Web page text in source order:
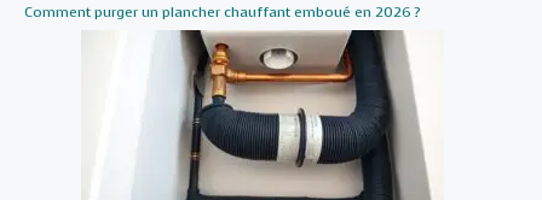
Comment purger un plancher chauffant emboué en 2026 ?